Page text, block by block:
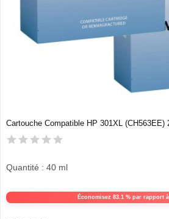
Cartouche Compatible HP 301XL (CH563EE)
Économisez 83.1 % par rapport
Quantité : 40 ml